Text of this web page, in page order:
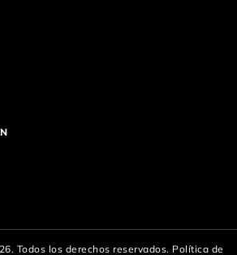
Todos los derechos reservados. Política de